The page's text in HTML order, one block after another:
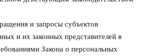
и запросы субъектов
и их законных представителей в
Закона о персональных